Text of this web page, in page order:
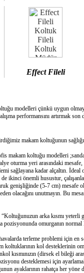
Effect Fileli
modelleri çünkü uygun
performansını artırmak
makam koltuğunun
makam koltuğu modelleri
oturma yeri arasındaki
sağlayana kadar alçaltın.
ikinci önemli husustur,
genişliğinde (5-7 cm) mesafe
olacağını unutmayın. Bu
“Koltuğunuzun arka kısmı
pozisyonunda omurganın
terleme problemi için
koltuklarının kol desteklerinin
kısmınızın (dirsek el bileği
desteklemesi için
ayaklarının rahatça her